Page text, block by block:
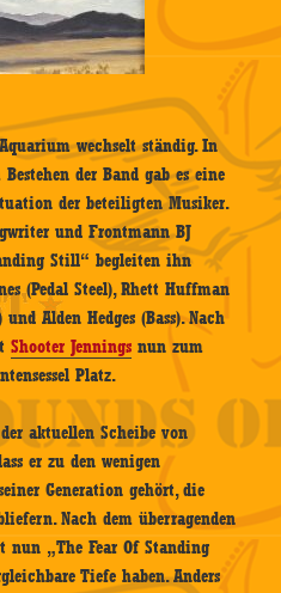
wechselt ständig. In
der Band gab es eine
der beteiligten Musiker.
und Frontmann BJ
Still“ begleiten ihn
(Pedal Steel), Rhett Huffman
Alden Hedges (Bass). Nach
Shooter Jennings nun zum
Platz.
aktuellen Scheibe von
er zu den wenigen
Generation gehört, die
Nach dem überragenden
nun „The Fear Of Standing
Tiefe haben. Anders